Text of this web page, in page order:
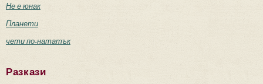
Не е юнак
Планети
чети по-нататък
Разкази